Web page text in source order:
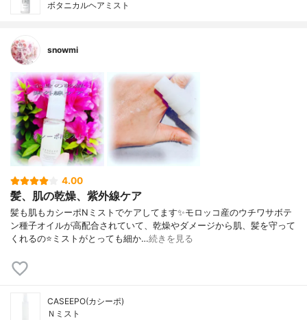
ボタニカルヘアミスト
snowmi
4.00
髪、肌の乾燥、紫外線ケア
髪も肌もカシーポNミストでケアしてます✨モロッコ産のウチワサボテ
ン種子オイルが高配合されていて、乾燥やダメージから肌、髪を守って
くれるの⭐️ミストがとっても細か…続きを見る
CASEEPO(カシーポ)
Ｎミスト